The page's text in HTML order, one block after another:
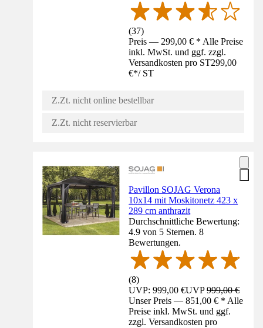
(37)
Preis — 299,00 € * Alle Preise
inkl. MwSt. und ggf. zzgl.
Versandkosten pro ST299,00
€*/ ST
Z.Zt. nicht online bestellbar
Z.Zt. nicht reservierbar
Pavillon SOJAG Verona
10x14 mit Moskitonetz 423 x
289 cm anthrazit
Durchschnittliche Bewertung:
4.9 von 5 Sternen. 8
Bewertungen.
(8)
UVP: 999,00 €UVP999,00 €
Unser Preis — 851,00 € * Alle
Preise inkl. MwSt. und ggf.
zzgl. Versandkosten pro